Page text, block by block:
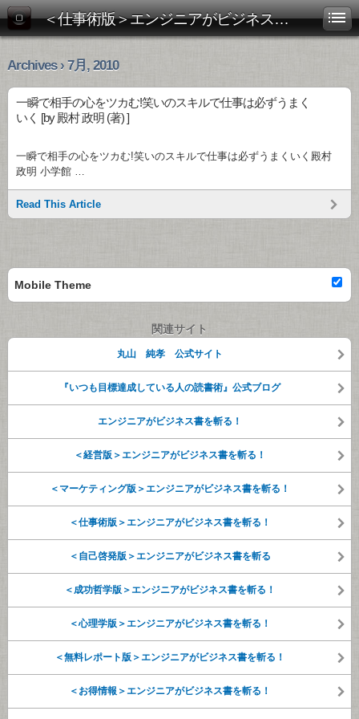
＜仕事術版＞エンジニアがビジネス書を斬る！
Archives › 7月, 2010
一瞬で相手の心をツカむ!笑いのスキルで仕事は必ずうまく
いく [by 殿村 政明 (著) ]
一瞬で相手の心をツカむ!笑いのスキルで仕事は必ずうまくいく殿村
政明 小学館 …
Read This Article
Mobile Theme
関連サイト
丸山 純孝 公式サイト
『いつも目標達成している人の読書術』公式ブログ
エンジニアがビジネス書を斬る！
＜経営版＞エンジニアがビジネス書を斬る！
＜マーケティング版＞エンジニアがビジネス書を斬る！
＜仕事術版＞エンジニアがビジネス書を斬る！
＜自己啓発版＞エンジニアがビジネス書を斬る
＜成功哲学版＞エンジニアがビジネス書を斬る！
＜心理学版＞エンジニアがビジネス書を斬る！
＜無料レポート版＞エンジニアがビジネス書を斬る！
＜お得情報＞エンジニアがビジネス書を斬る！